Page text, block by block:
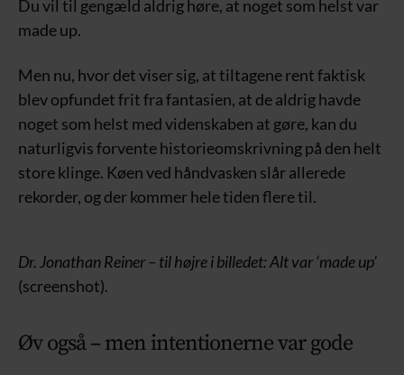
Du vil til gengæld aldrig høre, at noget som helst var
made up.
Men nu, hvor det viser sig, at tiltagene rent faktisk
blev opfundet frit fra fantasien, at de aldrig havde
noget som helst med videnskaben at gøre, kan du
naturligvis forvente historieomskrivning på den helt
store klinge. Køen ved håndvasken slår allerede
rekorder, og der kommer hele tiden flere til.
Dr. Jonathan Reiner – til højre i billedet: Alt var ‘made up’
(screenshot).
Øv også – men intentionerne var gode